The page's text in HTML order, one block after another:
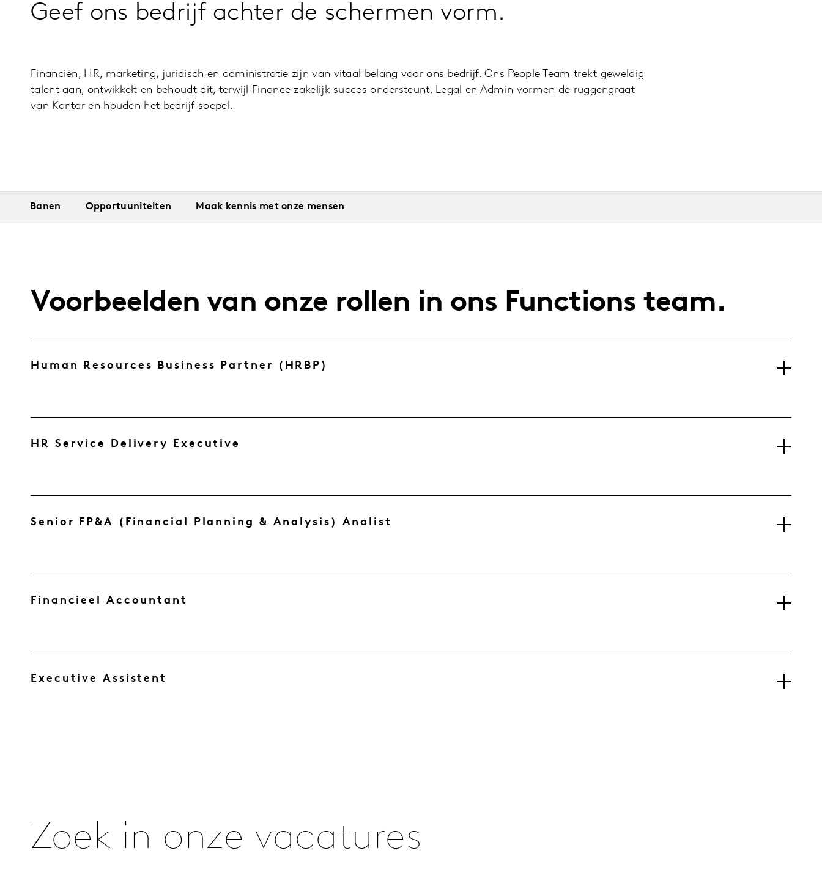
Geef ons bedrijf achter de schermen vorm.
Financiën, HR, marketing, juridisch en administratie zijn van vitaal belang voor ons bedrijf. Ons People Team trekt geweldig
talent aan, ontwikkelt en behoudt dit, terwijl Finance zakelijk succes ondersteunt. Legal en Admin vormen de ruggengraat
van Kantar en houden het bedrijf soepel.
Banen Opportuuniteiten Maak kennis met onze mensen
Voorbeelden van onze rollen in ons Functions team.
Human Resources Business Partner (HRBP)
HR Service Delivery Executive
Senior FP&A (Financial Planning & Analysis) Analist
Financieel Accountant
Executive Assistent
Zoek in onze vacatures